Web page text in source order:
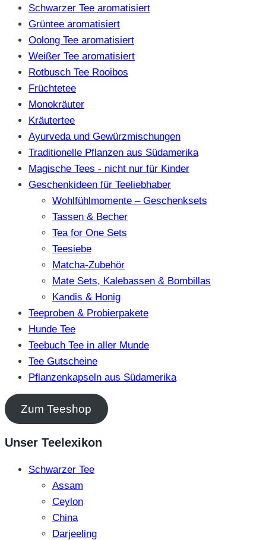
Schwarzer Tee aromatisiert
Grüntee aromatisiert
Oolong Tee aromatisiert
Weißer Tee aromatisiert
Rotbusch Tee Rooibos
Früchtetee
Monokräuter
Kräutertee
Ayurveda und Gewürzmischungen
Traditionelle Pflanzen aus Südamerika
Magische Tees - nicht nur für Kinder
Geschenkideen für Teeliebhaber
Wohlfühlmomente – Geschenksets
Tassen & Becher
Tea for One Sets
Teesiebe
Matcha-Zubehör
Mate Sets, Kalebassen & Bombillas
Kandis & Honig
Teeproben & Probierpakete
Hunde Tee
Teebuch Tee in aller Munde
Tee Gutscheine
Pflanzenkapseln aus Südamerika
Zum Teeshop
Unser Teelexikon
Schwarzer Tee
Assam
Ceylon
China
Darjeeling